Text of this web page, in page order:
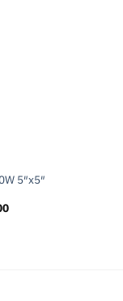
5″x5″
Current